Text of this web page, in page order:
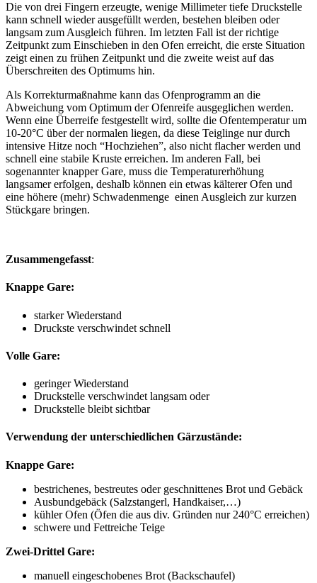
Die von drei Fingern erzeugte, wenige Millimeter tiefe Druckstelle
kann schnell wieder ausgefüllt werden, bestehen bleiben oder
langsam zum Ausgleich führen. Im letzten Fall ist der richtige
Zeitpunkt zum Einschieben in den Ofen erreicht, die erste Situation
zeigt einen zu frühen Zeitpunkt und die zweite weist auf das
Überschreiten des Optimums hin.
Als Korrekturmaßnahme kann das Ofenprogramm an die
Abweichung vom Optimum der Ofenreife ausgeglichen werden.
Wenn eine Überreife festgestellt wird, sollte die Ofentemperatur um
10-20°C über der normalen liegen, da diese Teiglinge nur durch
intensive Hitze noch “Hochziehen”, also nicht flacher werden und
schnell eine stabile Kruste erreichen. Im anderen Fall, bei
sogenannter knapper Gare, muss die Temperaturerhöhung
langsamer erfolgen, deshalb können ein etwas kälterer Ofen und
eine höhere (mehr) Schwadenmenge einen Ausgleich zur kurzen
Stückgare bringen.
Zusammengefasst:
Knappe Gare:
starker Wiederstand
Druckste verschwindet schnell
Volle Gare:
geringer Wiederstand
Druckstelle verschwindet langsam oder
Druckstelle bleibt sichtbar
Verwendung der unterschiedlichen Gärzustände:
Knappe Gare:
bestrichenes, bestreutes oder geschnittenes Brot und Gebäck
Ausbundgebäck (Salzstangerl, Handkaiser,…)
kühler Ofen (Öfen die aus div. Gründen nur 240°C erreichen)
schwere und Fettreiche Teige
Zwei-Drittel Gare:
manuell eingeschobenes Brot (Backschaufel)